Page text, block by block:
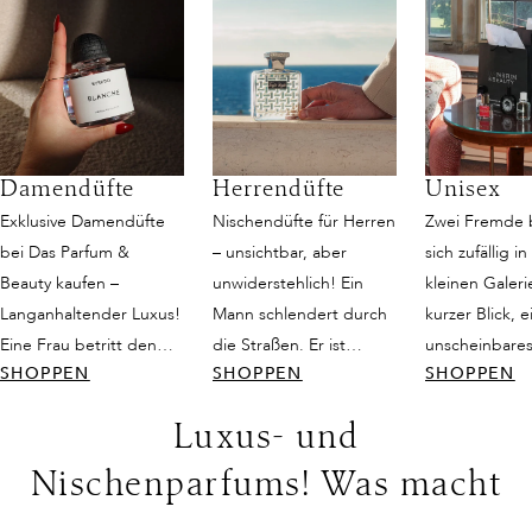
Damendüfte
Exklusive Damendüfte
bei Das Parfum &
Beauty kaufen –
Langanhaltender Luxus!
Eine Frau betritt den
Raum, und es ist, als
trägt ein schlichtes
Kleid, doch ihre
SHOPPEN
Herrendüfte
Nischendüfte für Herren
– unsichtbar, aber
unwiderstehlich! Ein
Mann schlendert durch
die Straßen. Er ist
attraktiv, schlicht
dennoch eine gewisse
Eleganz aus. Seine
Präsenz wird
SHOPPEN
Unisex
Zwei Fremde
sich zufällig
kleinen
kurzer Blick,
doch dann
noch rein
sondern eine
SHOPPEN
Luxus- und
Nischenparfums! Was macht